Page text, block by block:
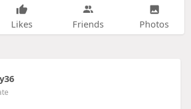
Likes Friends Photos